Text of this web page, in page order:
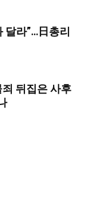
달라”…日총리
뒤집은 사후